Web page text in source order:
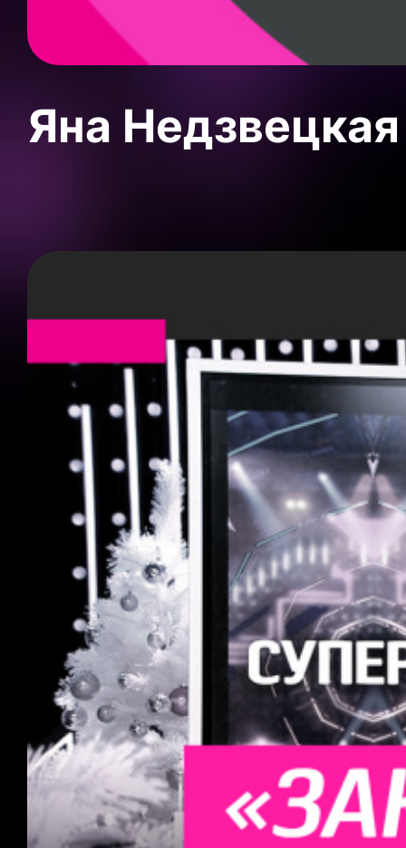
Яна Недзвецкая